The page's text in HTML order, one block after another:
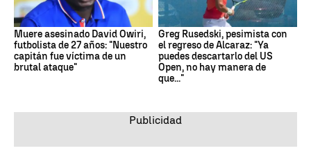
Muere asesinado David Owiri,
futbolista de 27 años: "Nuestro
capitán fue víctima de un
brutal ataque"
Greg Rusedski, pesimista con
el regreso de Alcaraz: "Ya
puedes descartarlo del US
Open, no hay manera de
que..."